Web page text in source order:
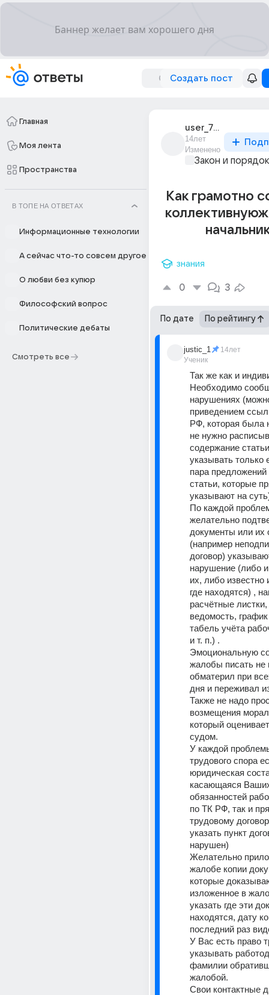
Создать пост
Главная
Моя лента
Пространства
В ТОПЕ НА ОТВЕТАХ
Информационные технологии
А сейчас что-то совсем другое
О любви без купюр
Философский вопрос
Политические дебаты
Смотреть все
user_73241316
14лет
Изменено
Закон и порядок
Как грамотно
знания
0 3
По дате По рейтингу
justic_1
Ученик
14лет
Так же как и
Необходимо
нарушениях
приведением
РФ, которая была
не нужно
содержание
указывать только
пара предложений
статьи, которые
указывают на
По каждой
желательно
документы или их
(например
договор)
нарушение (либо
их, либо известно
где находятся) ,
расчётные
ведомость,
табель учёта
и т. п.) .
Эмоциональную
жалобы писать не
обматерил при
дня и переживал
Также не надо
возмещения
который
судом.
У каждой
трудового спора
юридическая
касающаяся
обязанностей
по ТК РФ, так и
трудовому
указать пункт
нарушен)
Желательно
жалобе копии
которые
изложенное в
указать где эти
находятся, дату
последний раз
У Вас есть право
указывать
фамилии
жалобой.
Свои контактные